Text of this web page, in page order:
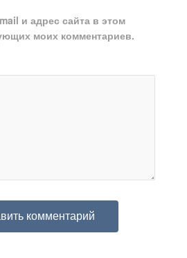
и адрес сайта в этом
моих комментариев.